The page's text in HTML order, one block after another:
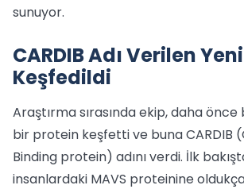
sunuyor.
CARDIB Adı Verilen
Keşfedildi
Araştırma sırasında ekip, daha
bir protein keşfetti ve buna CARDIB
Binding protein) adını verdi. İlk
insanlardaki MAVS proteinine